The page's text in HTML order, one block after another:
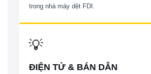
trong nhà máy dệt FDI.
💡
ĐIỆN TỬ & BÁN DẪN